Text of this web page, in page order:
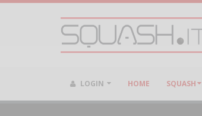
LOGIN HOME SQUASH